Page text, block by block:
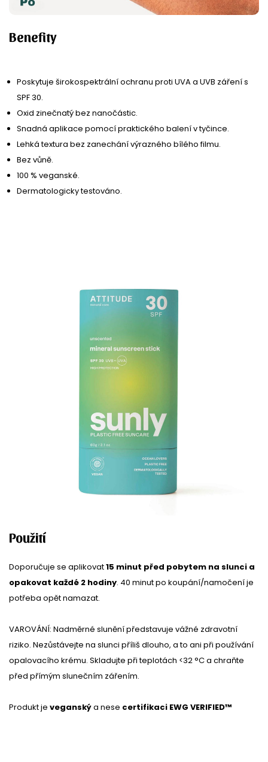
Benefity
Poskytuje širokospektrální ochranu proti UVA a UVB záření s
SPF 30.
Oxid zinečnatý bez nanočástic.
Snadná aplikace pomocí praktického balení v tyčince.
Lehká textura bez zanechání výrazného bílého filmu.
Bez vůně.
100 % veganské.
Dermatologicky testováno.
Použití
Doporučuje se aplikovat15 minut před pobytem na slunci a
opakovat každé 2 hodiny. 40 minut po koupání/namočení je
potřeba opět namazat.
VAROVÁNÍ: Nadměrné slunění představuje vážné zdravotní
riziko. Nezůstávejte na slunci příliš dlouho, a to ani při používání
opalovacího krému. Skladujte při teplotách <32 °C a chraňte
před přímým slunečním zářením.
Produkt je veganskýa nese certifikaci EWG VERIFIED™